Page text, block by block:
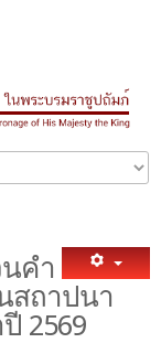
คำ
สถาปนา
2569